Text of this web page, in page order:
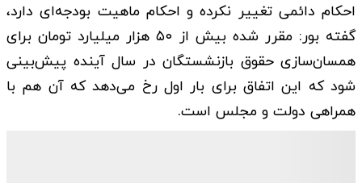
احکام دائمی تغییر نکرده و احکام ماهیت بودجه‌ای دارد،
گفته بور: مقرر شده بیش از ۵۰ هزار میلیارد تومان برای
همسان‌سازی حقوق بازنشستگان در سال آینده پیش‌بینی
شود که این اتفاق برای بار اول رخ می‌دهد که آن هم با
همراهی دولت و مجلس است.